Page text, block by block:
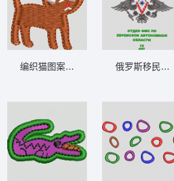
绿色圆环内含橙色嘴和黑点 卡通童装章标贴编织猫图案刺绣 卡通童装章标贴布